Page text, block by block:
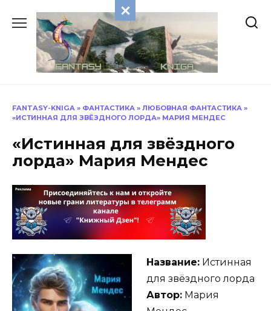
содержанию
FANTASY-KNIGA » ФАНТАСТИКА » ЛЮБОВНАЯ ФАНТАСТИКА »
«ИСТИННАЯ ДЛЯ ЗВЁЗДНОГО ЛОРДА» МАРИЯ МЕНДЕС
«Истинная для звёздного
лорда» Мария Мендес
Название: Истинная
для звёздного лорда
Автор: Мария